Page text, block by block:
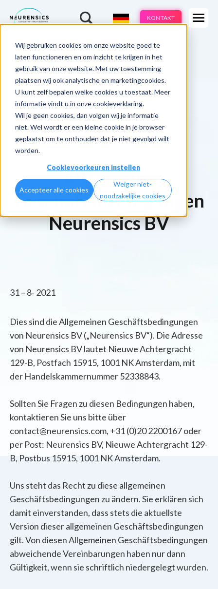
Wij gebruiken cookies om onze website goed te
laten functioneren en om inzicht te krijgen in het
gebruik van onze website. Met uw toestemming
plaatsen wij ook analytische en marketingcookies.
U kunt zelf bepalen welke cookies u toestaat. Meer
informatie vindt u in onze cookieverklaring.
Wil je geen cookies, dan volgen wij je informatie
niet. Wel wordt er een kleine cookie in je browser
geplaatst om te onthouden dat je niet gevolgd wilt
worden.
Cookievoorkeuren instellen
Accepteer alle cookies
Weiger niet-
noodzakelijke cookies
Expertisen
Branchen
Methoden
Learnings
Über uns
KONTAKT
Webinar -Do 13 aug | 10:00 - 11:00u
Allgemeine
Geschäftsbedingungen
Neurensics BV
31 – 8- 2021
Dies sind die Allgemeinen Geschäftsbedingungen
von Neurensics BV („Neurensics BV“). Die Adresse
von Neurensics BV lautet Nieuwe Achtergracht
129-B, Postfach 15915, 1001 NK Amsterdam, mit
der Handelskammernummer 52338843.
Sollten Sie Fragen zu diesen Bedingungen haben,
kontaktieren Sie uns bitte über
contact@neurensics.com, +31 (0)20 2200167 oder
per Post: Neurensics BV, Nieuwe Achtergracht 129-
B, Postbus 15915, 1001 NK Amsterdam.
Uns steht das Recht zu diese allgemeinen
Geschäftsbedingungen zu ändern. Sie erklären sich
damit einverstanden, dass stets die aktuellste
Version dieser allgemeinen Geschäftsbedingungen
gilt. Von diesen Allgemeinen Geschäftsbedingungen
abweichende Vereinbarungen haben nur dann
Gültigkeit, wenn sie schriftlich niedergelegt wurden.